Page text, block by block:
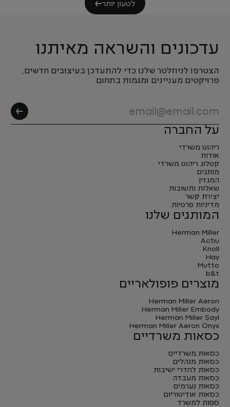
לטעון יותר
עדכונים והשראה מאיתנו
הצטרפו לניוזלטר שלנו כדי להתעדכן בעיצובים חדשים,
פרויקטים מעניינים ומגמות בתחום
על החברה
ריהוט משרדי
אודות
קטלוג ריהוט משרדי
מותגים
המגזין
שאלות ותשובות
יצירת קשר
מדיניות פרטיות
המותגים שלנו
Herman Miller
Actiu
Knoll
Hay
Mutto
b&t
מוצרים פופולאריים
Herman Miller Aeron
Herman Miller Embody
Herman Miller Sayl
Herman Miller Aeron Onyx
כסאות משרדיים
כסאות משרדיים
כסאות מנהלים
כסאות לחדרי ישיבות
כסאות מעבדה
כסאות נערמים
כסאות אודיטוריום
ספות למשרד